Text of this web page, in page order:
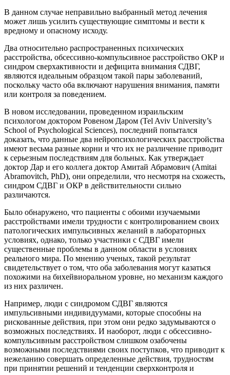
В данном случае неправильно выбранный метод лечения
может лишь усилить существующие симптомы и вести к
вредному и опасному исходу.
Два относительно распространенных психических
расстройства, обсессивно-компульсивное расстройство ОКР и
синдром сверхактивности и дефицита внимания СДВГ,
являются идеальным образцом такой пары заболеваний,
поскольку часто оба включают нарушения внимания, памяти
или контроля за поведением.
В новом исследовании, проведенном израильским
психологом доктором Ровеном Даром (Tel Aviv University’s
School of Psychological Sciences), последний попытался
доказать, что данные два нейропсихологических расстройства
имеют весьма разные корни и что их не различение приводит
к серьезным последствиям для больных. Как утверждает
доктор Дар и его коллега доктор Амитай Абрамович (Amitai
Abramovitch, PhD), они определили, что несмотря на схожесть,
синдром СДВГ и ОКР в действительности сильно
различаются.
Было обнаружено, что пациенты с обоими изучаемыми
расстройствами имели трудности с контролированием своих
патологических импульсивных желаний в лабораторных
условиях, однако, только участники с СДВГ имели
существенные проблемы в данном области в условиях
реального мира. По мнению ученых, такой результат
свидетельствует о том, что оба заболевания могут казаться
похожими на бихейвиоральном уровне, но механизм каждого
из них различен.
Например, люди с синдромом СДВГ являются
импульсивными индивидуумами, которые способны на
рискованные действия, при этом они редко задумываются о
возможных последствиях. И наоборот, люди с обсессивно-
компульсивным расстройством слишком озабочены
возможными последствиями своих поступков, что приводит к
нежеланию совершать определенные действия, трудностям
при принятии решений и тенденции сверхконтроля и